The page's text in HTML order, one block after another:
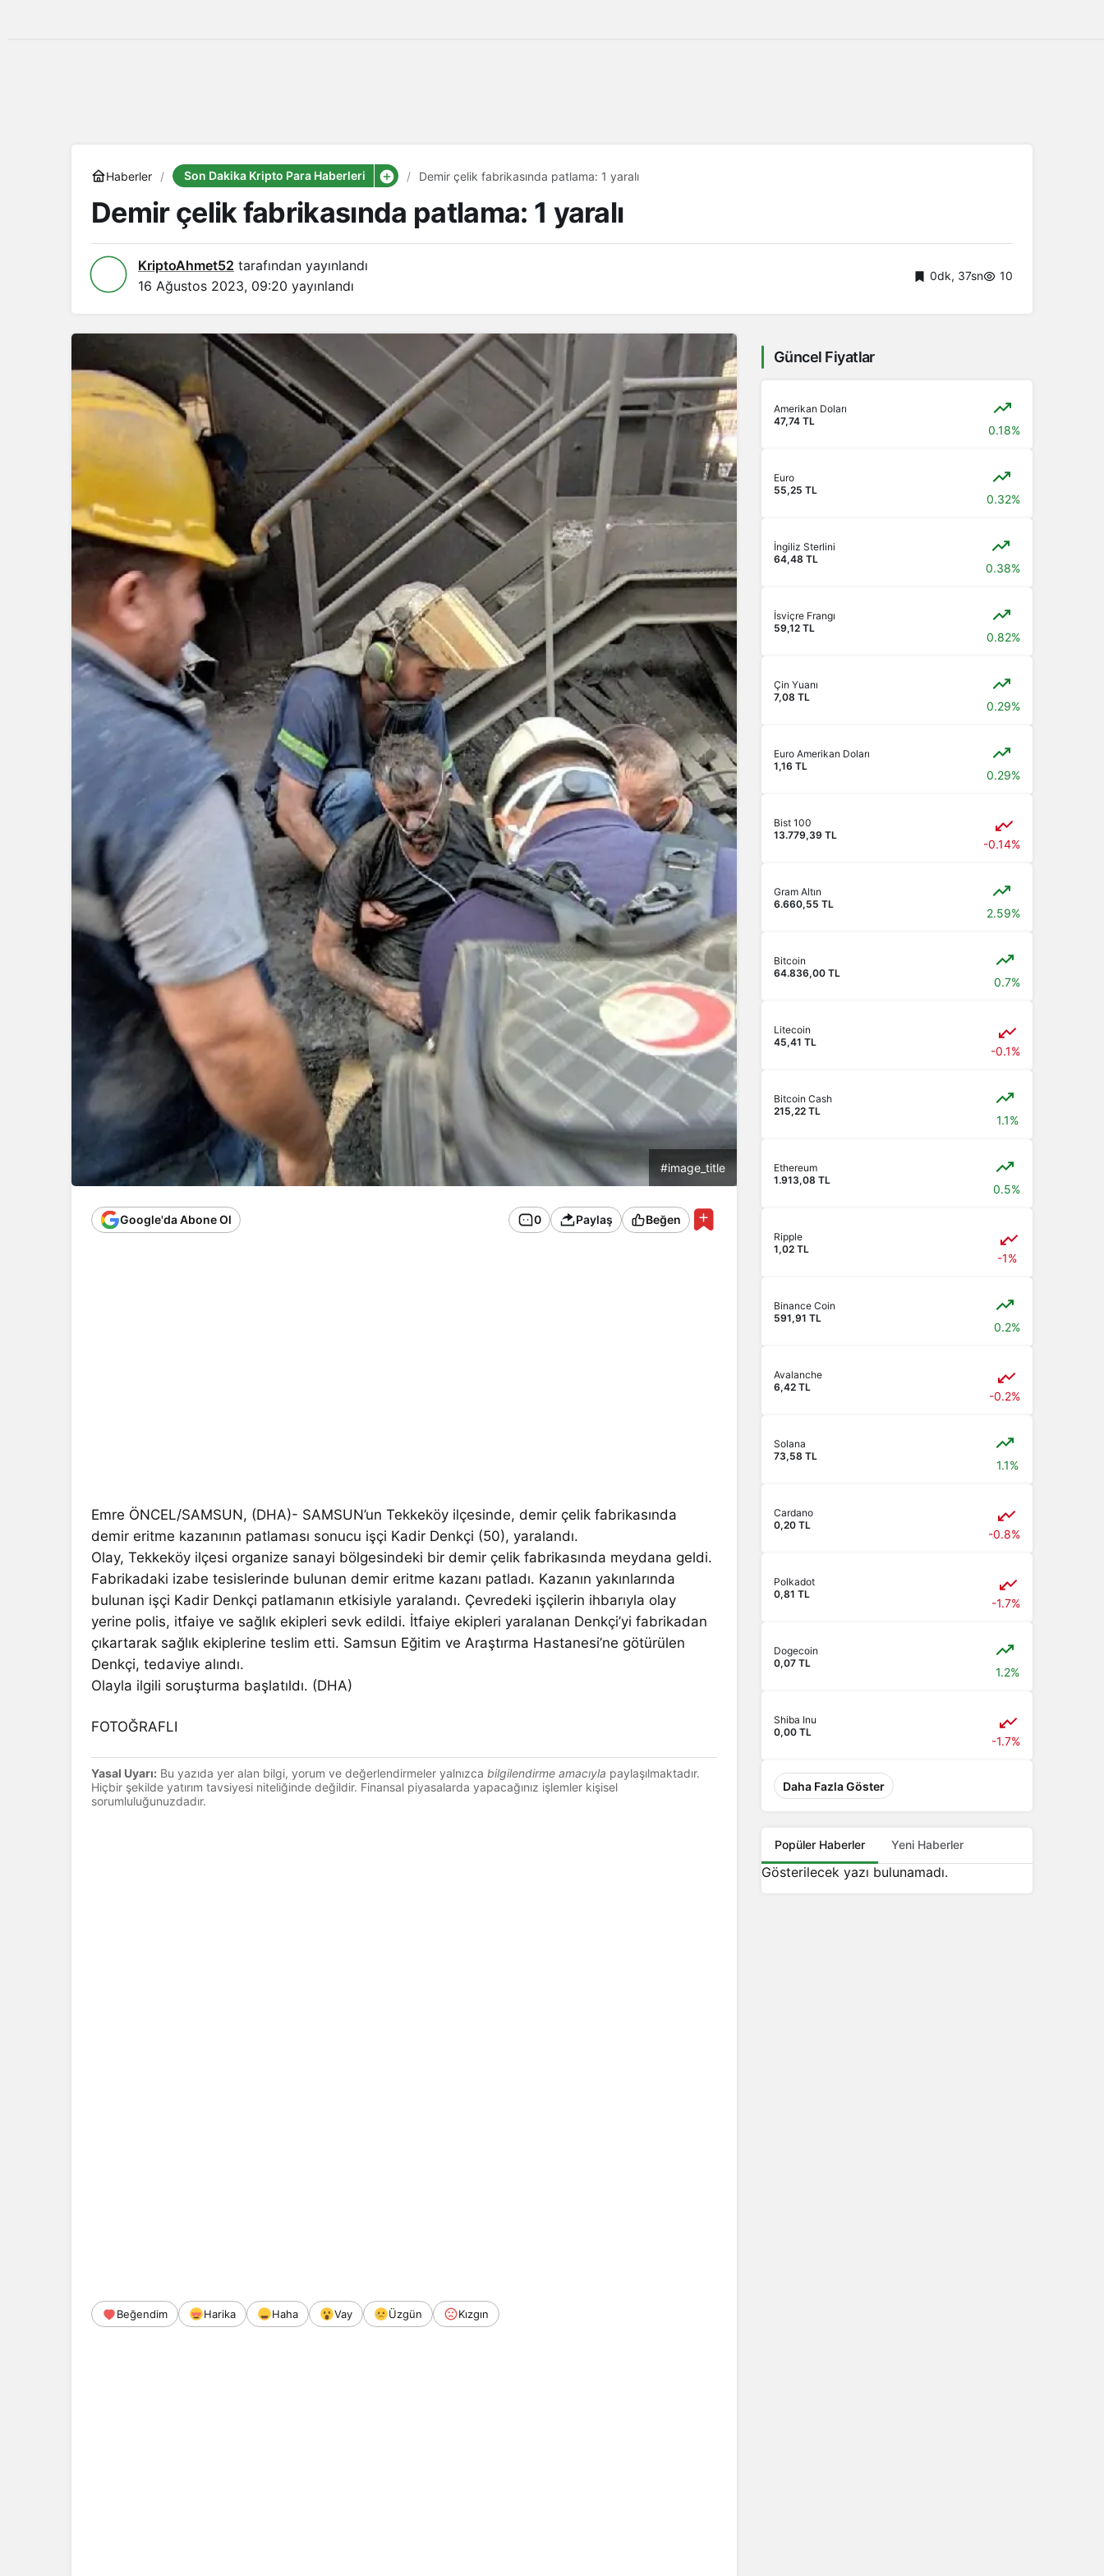
Haberler Son Dakika Kripto Para Haberleri Demir çelik fabrikasında patlama: 1 yaralı
Demir çelik fabrikasında patlama: 1 yaralı
KriptoAhmet52 tarafından yayınlandı
16 Ağustos 2023, 09:20 yayınlandı
0dk, 37sn 10
#image_title
Google'da Abone Ol 0 Paylaş Beğen
Emre ÖNCEL/SAMSUN, (DHA)- SAMSUN’un Tekkeköy ilçesinde, demir çelik fabrikasında
demir eritme kazanının patlaması sonucu işçi Kadir Denkçi (50), yaralandı.
Olay, Tekkeköy ilçesi organize sanayi bölgesindeki bir demir çelik fabrikasında meydana geldi.
Fabrikadaki izabe tesislerinde bulunan demir eritme kazanı patladı. Kazanın yakınlarında
bulunan işçi Kadir Denkçi patlamanın etkisiyle yaralandı. Çevredeki işçilerin ihbarıyla olay
yerine polis, itfaiye ve sağlık ekipleri sevk edildi. İtfaiye ekipleri yaralanan Denkçi’yi fabrikadan
çıkartarak sağlık ekiplerine teslim etti. Samsun Eğitim ve Araştırma Hastanesi’ne götürülen
Denkçi, tedaviye alındı.
Olayla ilgili soruşturma başlatıldı. (DHA)
FOTOĞRAFLI
Yasal Uyarı: Bu yazıda yer alan bilgi, yorum ve değerlendirmeler yalnızca bilgilendirme amacıyla paylaşılmaktadır.
Hiçbir şekilde yatırım tavsiyesi niteliğinde değildir. Finansal piyasalarda yapacağınız işlemler kişisel
sorumluluğunuzdadır.
Beğendim Harika Haha Vay Üzgün Kızgın
Güncel Fiyatlar
Amerikan Doları
47,74 TL
0.18%
Euro
55,25 TL
0.32%
İngiliz Sterlini
64,48 TL
0.38%
İsviçre Frangı
59,12 TL
0.82%
Çin Yuanı
7,08 TL
0.29%
Euro Amerikan Doları
1,16 TL
0.29%
Bist 100
13.779,39 TL
-0.14%
Gram Altın
6.660,55 TL
2.59%
Bitcoin
64.836,00 TL
0.7%
Litecoin
45,41 TL
-0.1%
Bitcoin Cash
215,22 TL
1.1%
Ethereum
1.913,08 TL
0.5%
Ripple
1,02 TL
-1%
Binance Coin
591,91 TL
0.2%
Avalanche
6,42 TL
-0.2%
Solana
73,58 TL
1.1%
Cardano
0,20 TL
-0.8%
Polkadot
0,81 TL
-1.7%
Dogecoin
0,07 TL
1.2%
Shiba Inu
0,00 TL
-1.7%
Daha Fazla Göster
Popüler Haberler Yeni Haberler
Gösterilecek yazı bulunamadı.